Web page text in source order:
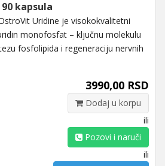
kapsula
Uridine je visokokvalitetni
monofosfat – ključnu molekulu
fosfolipida i regeneraciju nervnih
3990,00 RSD
Dodaj u korpu
ili
Pozovi i naruči
ili